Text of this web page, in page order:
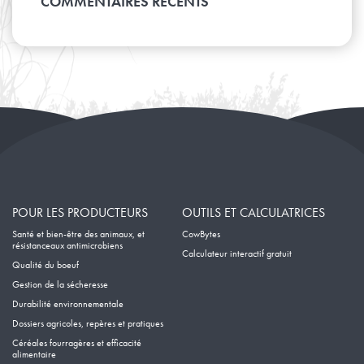
Mars
Février
POUR LES PRODUCTEURS
Santé et bien-être des animaux, et
résistanceaux antimicrobiens
Qualité du boeuf
Gestion de la sécheresse
Durabilité environnementale
Dossiers agricoles, repères et pratiques
Céréales fourragères et efficacité
alimentaire
OUTILS ET CALCULATRICES
CowBytes
Calculateur interactif gratuit